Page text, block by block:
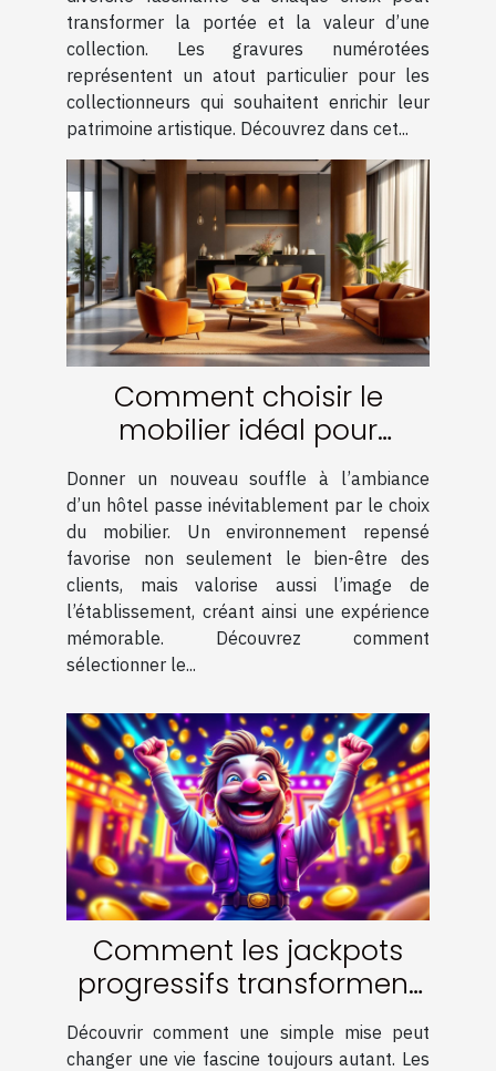
transformer la portée et la valeur d’une
collection. Les gravures numérotées
représentent un atout particulier pour les
collectionneurs qui souhaitent enrichir leur
patrimoine artistique. Découvrez dans cet...
Comment choisir le
mobilier idéal pour
renouveler l'ambiance
d'un hôtel ?
Donner un nouveau souffle à l’ambiance
d’un hôtel passe inévitablement par le choix
du mobilier. Un environnement repensé
favorise non seulement le bien-être des
clients, mais valorise aussi l’image de
l’établissement, créant ainsi une expérience
mémorable. Découvrez comment
sélectionner le...
Comment les jackpots
progressifs transforment
les joueurs en
millionnaires ?
Découvrir comment une simple mise peut
changer une vie fascine toujours autant. Les